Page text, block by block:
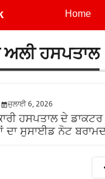
Home
ਹਸਪਤਾਲ
ਜੁਲਾਈ 6, 2026
ਹਸਪਤਾਲ ਦੇ
ਦਾ ਸੁਸਾਈਡ ਨੋਟ